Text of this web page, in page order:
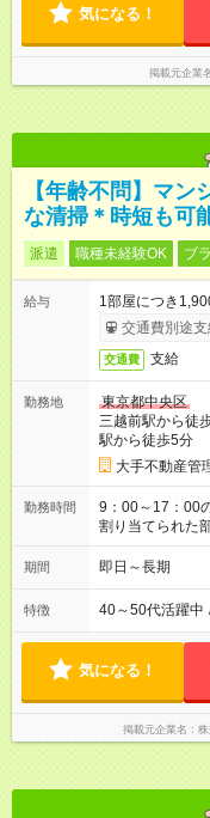
気になる！
掲載元企業
【年齢不問】マ
な清掃＊時短も可
派遣 職種未経験OK ブ
給与
1部屋につき
交通費別途支
交通費 支給
勤務地
東京都中央区
三越前駅から徒
駅から徒歩5分
大手不動産管
勤務時間
9：00～17：00
割り当てられた
だくことも可能
時間以上かかっ
期間 即日～長期
特徴 40～50代活躍中
気になる！
掲載元企業名